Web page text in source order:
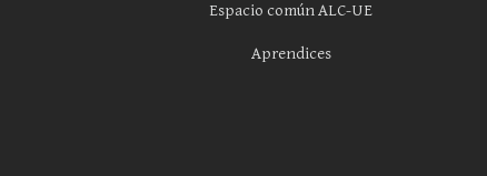
Espacio común ALC-UE
Aprendices